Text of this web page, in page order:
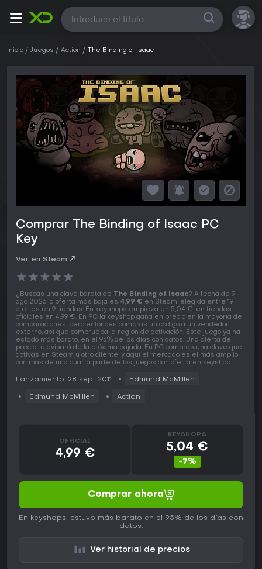
Todas
Inicio Juegos Action The Binding of Isaac
Comprar The Binding of Isaac PC
Key
Ver en Steam
★★★★★
¿Buscas una clave barata de The Binding of Isaac? A fecha de 9
ago 2026 la oferta más baja es 4,99 € en Steam, elegida entre 19
ofertas en 9 tiendas. En keyshops empieza en 5,04 €, en tiendas
oficiales en 4,99 €. En PC la keyshop gana en precio en la mayoría de
comparaciones, pero entonces compras un código a un vendedor
externo, así que comprueba la región de activación. Este juego ya ha
estado más barato, en el 95% de los días con datos. Una alerta de
precio te avisará de la próxima bajada. En PC compras una clave que
activas en Steam u otro cliente, y aquí el mercado es el más amplio,
con más de una cuarta parte de los juegos con oferta en keyshop.
Lanzamiento: 28 sept 2011 Edmund McMillen
Edmund McMillen Action
OFFICIAL
4,99 €
KEYSHOPS
5,04 €
-7%
Comprar ahora
En keyshops, estuvo más barato en el 95% de los días con
datos.
Ver historial de precios